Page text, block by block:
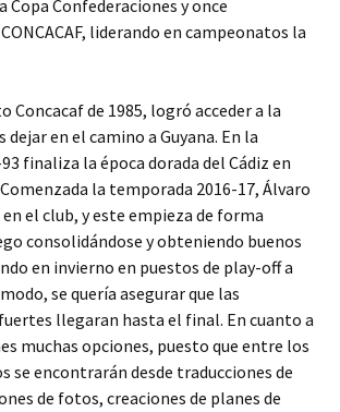
Copa Confederaciones y once
liderando en campeonatos la
Concacaf de 1985, logró acceder a la
en el camino a Guyana. En la
finaliza la época dorada del Cádiz en
la temporada 2016-17, Álvaro
el club, y este empieza de forma
consolidándose y obteniendo buenos
en invierno en puestos de play-off a
se quería asegurar que las
llegaran hasta el final. En cuanto a
muchas opciones, puesto que entre los
se encontrarán desde traducciones de
de fotos, creaciones de planes de